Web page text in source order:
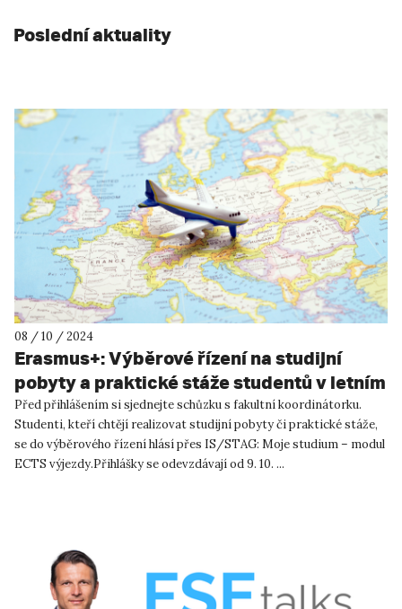
Poslední aktuality
08 / 10 / 2024
Erasmus+: Výběrové řízení na studijní
pobyty a praktické stáže studentů v letním
semestru 2024/25
Před přihlášením si sjednejte schůzku s fakultní koordinátorku.
Studenti, kteří chtějí realizovat studijní pobyty či praktické stáže,
se do výběrového řízení hlásí přes IS/STAG: Moje studium – modul
ECTS výjezdy.Přihlášky se odevzdávají od 9. 10. ...